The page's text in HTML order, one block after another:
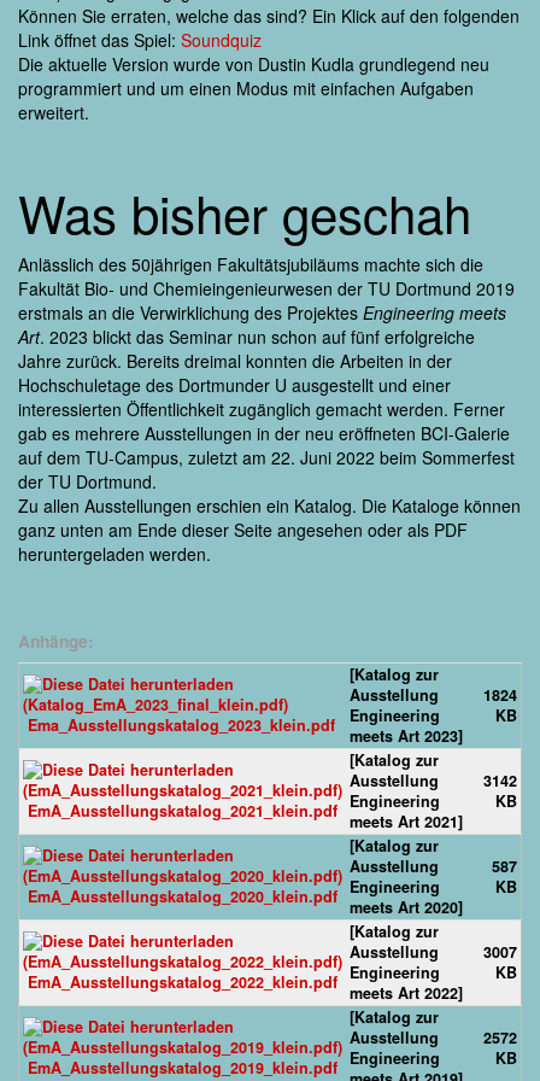
Können Sie erraten, welche das sind? Ein Klick auf den folgenden
Link öffnet das Spiel: Soundquiz
Die aktuelle Version wurde von Dustin Kudla grundlegend neu
programmiert und um einen Modus mit einfachen Aufgaben
erweitert.
Was bisher geschah
Anlässlich des 50jährigen Fakultätsjubiläums machte sich die
Fakultät Bio- und Chemieingenieurwesen der TU Dortmund 2019
erstmals an die Verwirklichung des Projektes Engineering meets
Art. 2023 blickt das Seminar nun schon auf fünf erfolgreiche
Jahre zurück. Bereits dreimal konnten die Arbeiten in der
Hochschuletage des Dortmunder U ausgestellt und einer
interessierten Öffentlichkeit zugänglich gemacht werden. Ferner
gab es mehrere Ausstellungen in der neu eröffneten BCI-Galerie
auf dem TU-Campus, zuletzt am 22. Juni 2022 beim Sommerfest
der TU Dortmund.
Zu allen Ausstellungen erschien ein Katalog. Die Kataloge können
ganz unten am Ende dieser Seite angesehen oder als PDF
heruntergeladen werden.
Anhänge:
Ema_Ausstellungskatalog_2023_klein.pdf
[Katalog zur
Ausstellung
Engineering
meets Art 2023]
1824
KB
EmA_Ausstellungskatalog_2021_klein.pdf
[Katalog zur
Ausstellung
Engineering
meets Art 2021]
3142
KB
EmA_Ausstellungskatalog_2020_klein.pdf
[Katalog zur
Ausstellung
Engineering
meets Art 2020]
587
KB
EmA_Ausstellungskatalog_2022_klein.pdf
[Katalog zur
Ausstellung
Engineering
meets Art 2022]
3007
KB
EmA_Ausstellungskatalog_2019_klein.pdf
[Katalog zur
Ausstellung
Engineering
2572
KB